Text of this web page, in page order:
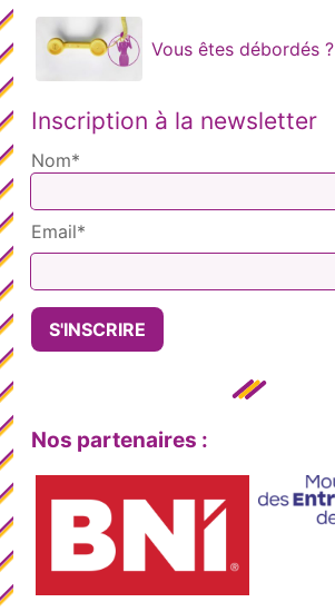
Vous êtes débordés ?
Inscription à la newsletter
Nom*
Email*
Nos partenaires :